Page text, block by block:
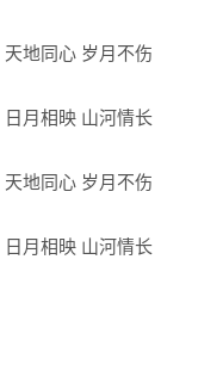
天地同心 岁月不伤
日月相映 山河情长
天地同心 岁月不伤
日月相映 山河情长